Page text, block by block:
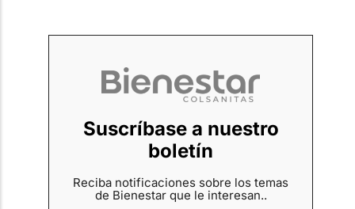
Suscríbase a nuestro
boletín
Reciba notificaciones sobre los temas
de Bienestar que le interesan..